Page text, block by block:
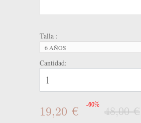
Talla :
6 AÑOS
Cantidad:
19,20 € -60%
48,00 €